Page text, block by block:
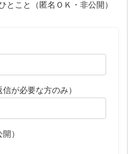
とこと（匿名ＯＫ・非公開）
が必要な方のみ）
）